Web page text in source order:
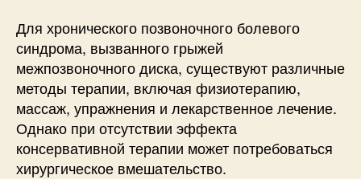
Для хронического позвоночного болевого
синдрома, вызванного грыжей
межпозвоночного диска, существуют различные
методы терапии, включая физиотерапию,
массаж, упражнения и лекарственное лечение.
Однако при отсутствии эффекта
консервативной терапии может потребоваться
хирургическое вмешательство.